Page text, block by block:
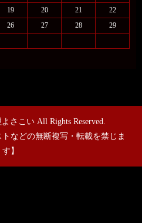
19 20 21
22
26 27 28
29
さこい All Rights Reserved.
トなどの無断複写・転載を禁じま
す】